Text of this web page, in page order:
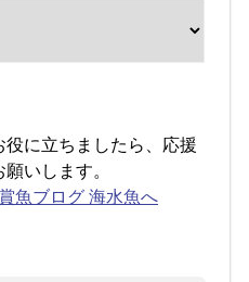
に立ちましたら、応援
いします。